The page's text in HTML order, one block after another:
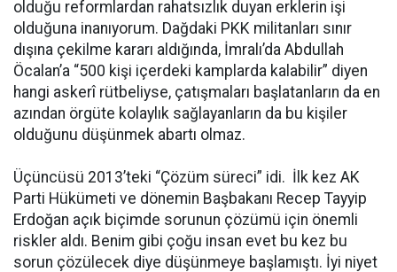
olduğu reformlardan rahatsızlık duyan erklerin işi
olduğuna inanıyorum. Dağdaki PKK militanları sınır
dışına çekilme kararı aldığında, İmralı’da Abdullah
Öcalan’a “500 kişi içerdeki kamplarda kalabilir” diyen
hangi askerî rütbeliyse, çatışmaları başlatanların da en
azından örgüte kolaylık sağlayanların da bu kişiler
olduğunu düşünmek abartı olmaz.
Üçüncüsü 2013’teki “Çözüm süreci” idi. İlk kez AK
Parti Hükümeti ve dönemin Başbakanı Recep Tayyip
Erdoğan açık biçimde sorunun çözümü için önemli
riskler aldı. Benim gibi çoğu insan evet bu kez bu
sorun çözülecek diye düşünmeye başlamıştı. İyi niyet